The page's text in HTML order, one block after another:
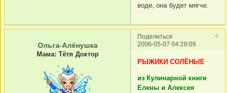
воде, она будет мягче.
Поделиться
4
2006-05-07 04:29:09
Ольга-Алёнушка
Мама: Тётя Доктор
РЫЖИКИ СОЛЁНЫЕ
из Кулинарной книги
Елены и Алексея